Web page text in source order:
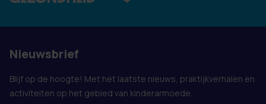
Nieuwsbrief
Blijf op de hoogte! Met het laatste nieuws, praktijkverhalen en
activiteiten op het gebied van kinderarmoede.